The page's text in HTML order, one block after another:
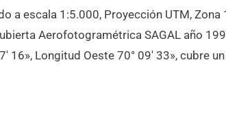
escala 1:5.000, Proyección UTM, Zona
Aerofotogramétrica SAGAL año
16», Longitud Oeste 70° 09′ 33», cubre